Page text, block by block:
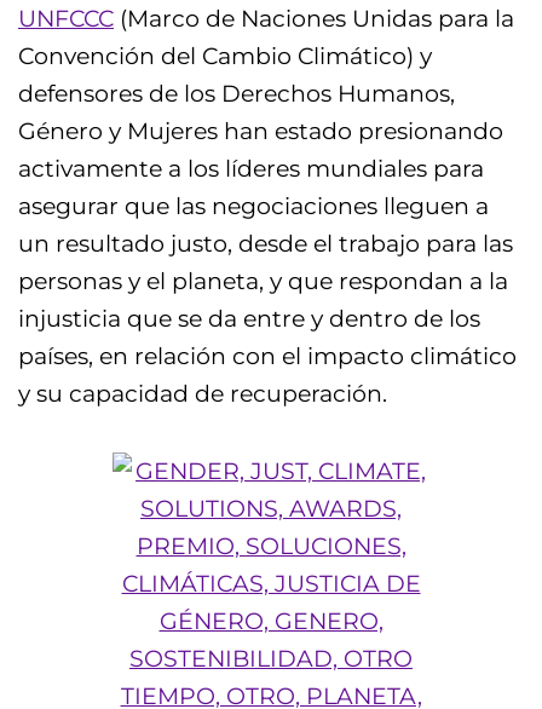
UNFCCC (Marco de Naciones Unidas para la
Convención del Cambio Climático) y
defensores de los Derechos Humanos,
Género y Mujeres han estado presionando
activamente a los líderes mundiales para
asegurar que las negociaciones lleguen a
un resultado justo, desde el trabajo para las
personas y el planeta, y que respondan a la
injusticia que se da entre y dentro de los
países, en relación con el impacto climático
y su capacidad de recuperación.